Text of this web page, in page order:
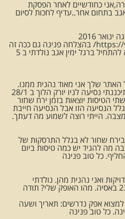
כחודשיים לאחר הפסקת
בתחום אחר..עדיף לחכות לסיום
שלום לך ברור !!! מרקורי בנסיגה ינואר 2016
https://www.pninastro.com/715/ בהצלחה פנינה גם ככה זה
תחום חדש בשבילי..ואני רוצה להתחיל ברגל ימין אגב נולדתי ב 5
האתר שלך אני מאוד נהנית ממנו.
אני ילידת 30.3 שעה 05:10 תיכננתי נסיעה לניו יורק הלוך ב 28/1
ששתי הטיסות יוצאות בזמן ירח שחור
הנסיעה הזו אבל הנסיעה חייבת
מצבה. הייתי רוצה לשמוע מה דעתך.
שחור לא בגלל התרסקות של
מה להגיד יש כמה טיסות ביום
כל טוב פנינה
ואני נהנית מהן. נולדתי
אפק נדרשים: תאריך ושעה
כל טוב פנינה